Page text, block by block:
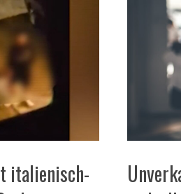
italienisch-